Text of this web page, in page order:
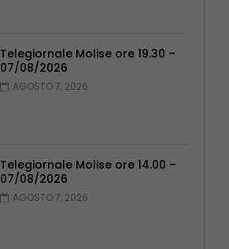
Telegiornale Molise ore 19.30 –
07/08/2026
AGOSTO 7, 2026
Telegiornale Molise ore 14.00 –
07/08/2026
AGOSTO 7, 2026